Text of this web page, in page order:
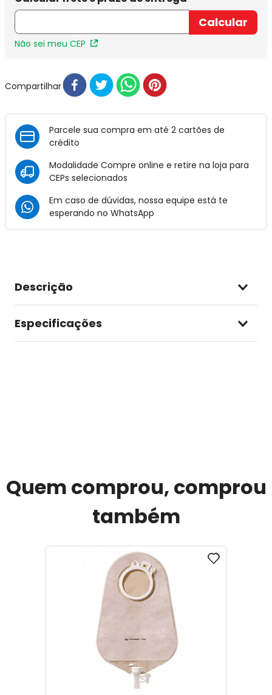
Não sei meu CEP
Compartilhar
Parcele sua compra em até 2 cartões de
crédito
Modalidade Compre online e retire na loja para
CEPs selecionados
Em caso de dúvidas, nossa equipe está te
esperando no WhatsApp
Descrição
Especificações
Quem comprou, comprou
também